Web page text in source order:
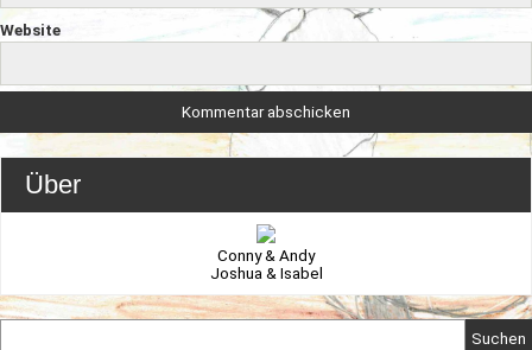
Website
Über
Conny & Andy
Joshua & Isabel
Suchen